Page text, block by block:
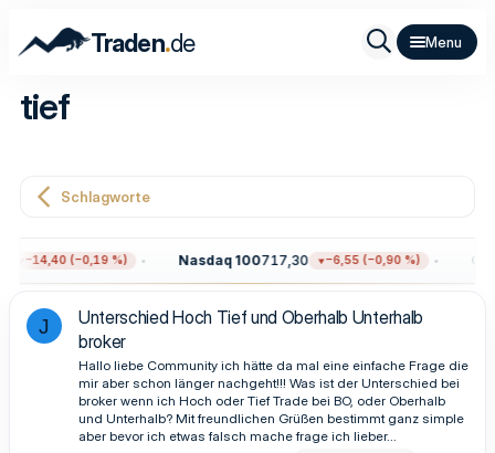
Traden.de
tief
Schlagworte
−14,40 (−0,19 %) Nasdaq 100717,30 −6,55 (−0,90 %)
J
Unterschied Hoch Tief und Oberhalb Unterhalb
broker
Hallo liebe Community ich hätte da mal eine einfache Frage die
mir aber schon länger nachgeht!!! Was ist der Unterschied bei
broker wenn ich Hoch oder Tief Trade bei BO, oder Oberhalb
und Unterhalb? Mit freundlichen Grüßen bestimmt ganz simple
aber bevor ich etwas falsch mache frage ich lieber...